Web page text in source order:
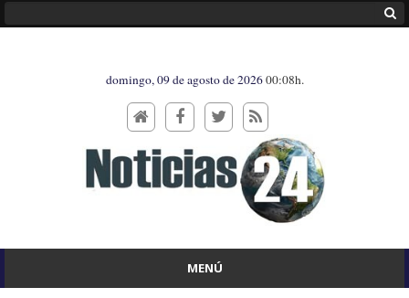
domingo, 09 de agosto de 202600:08h.
MENÚ